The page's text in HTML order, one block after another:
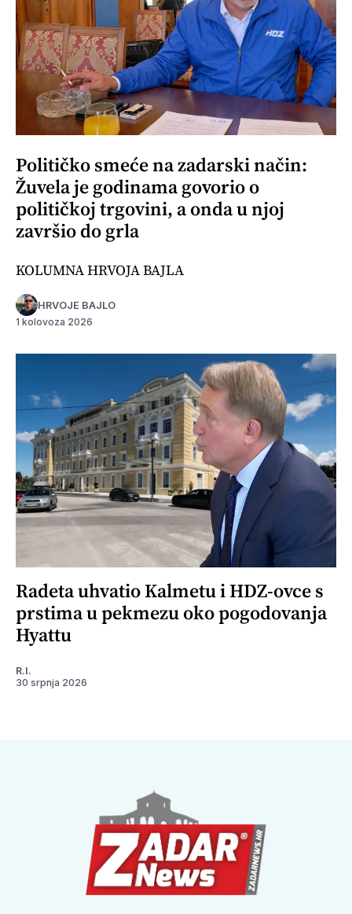
Političko smeće na zadarski način:
Žuvela je godinama govorio o
političkoj trgovini, a onda u njoj
završio do grla
KOLUMNA HRVOJA BAJLA
HRVOJE BAJLO
1 kolovoza 2026
Radeta uhvatio Kalmetu i HDZ-ovce s
prstima u pekmezu oko pogodovanja
Hyattu
R.I.
30 srpnja 2026